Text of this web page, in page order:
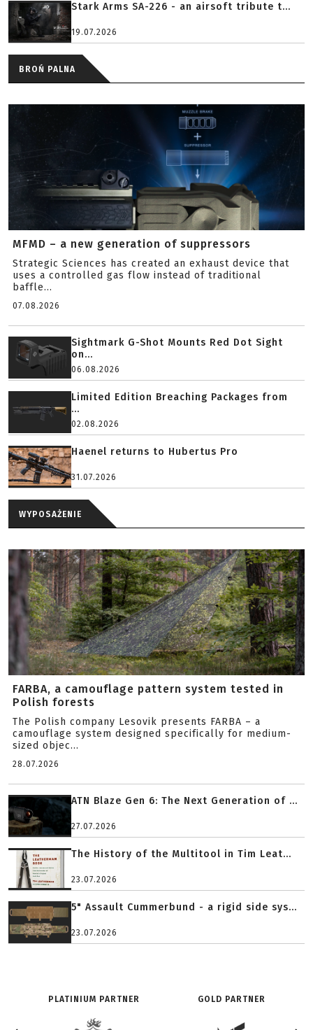
Stark Arms SA-226 - an airsoft tribute t...
19.07.2026
BROŃ PALNA
MFMD – a new generation of suppressors
Strategic Sciences has created an exhaust device that
uses a controlled gas flow instead of traditional
baffle...
07.08.2026
Sightmark G-Shot Mounts Red Dot Sight
on...
06.08.2026
Limited Edition Breaching Packages from
...
02.08.2026
Haenel returns to Hubertus Pro
31.07.2026
WYPOSAŻENIE
FARBA, a camouflage pattern system tested in
Polish forests
The Polish company Lesovik presents FARBA – a
camouflage system designed specifically for medium-
sized objec...
28.07.2026
ATN Blaze Gen 6: The Next Generation of ...
27.07.2026
The History of the Multitool in Tim Leat...
23.07.2026
5" Assault Cummerbund - a rigid side sys...
23.07.2026
PLATINIUM PARTNER GOLD PARTNER